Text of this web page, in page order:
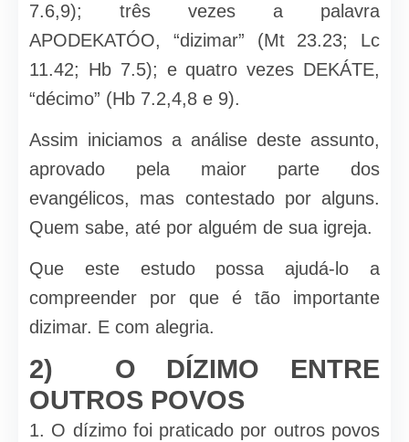
7.6,9); três vezes a palavra
APODEKATÓO, “dizimar” (Mt 23.23; Lc
11.42; Hb 7.5); e quatro vezes DEKÁTE,
“décimo” (Hb 7.2,4,8 e 9).
Assim iniciamos a análise deste assunto,
aprovado pela mai­or parte dos
evangélicos, mas contestado por alguns.
Quem sabe, até por alguém de sua igreja.
Que este estudo possa ajudá-lo a
compreender por que é tão importante
dizimar. E com alegria.
2) O DÍZIMO ENTRE
OUTROS POVOS
1. O dízimo foi praticado por outros povos